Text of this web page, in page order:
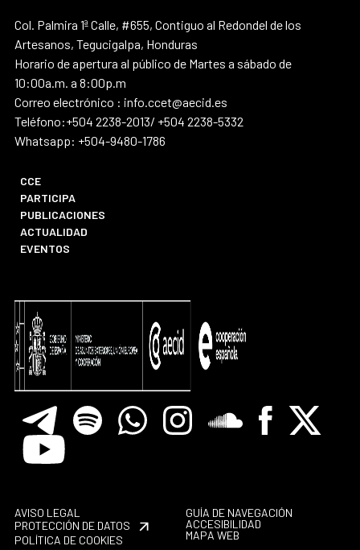
Col. Palmira 1ª Calle, #655, Contiguo al Redondel de los
Artesanos, Tegucigalpa, Honduras
Horario de apertura al público de Martes a sábado de
10:00a.m. a 8:00p.m
Correo electrónico : info.ccet@aecid.es
Teléfono:+504 2238-2013/ +504 2238-5332
Whatsapp: +504-9480-1786
CCE
PARTICIPA
PUBLICACIONES
ACTUALIDAD
EVENTOS
TelegramSpotify WhatsappInstagramSoundcloreFacebook
X
Youtube
AVISO LEGAL
PROTECCIÓN DE DATOS
POLÍTICA DE COOKIES
GUÍA DE NAVEGACIÓN
ACCESIBILIDAD
MAPA WEB